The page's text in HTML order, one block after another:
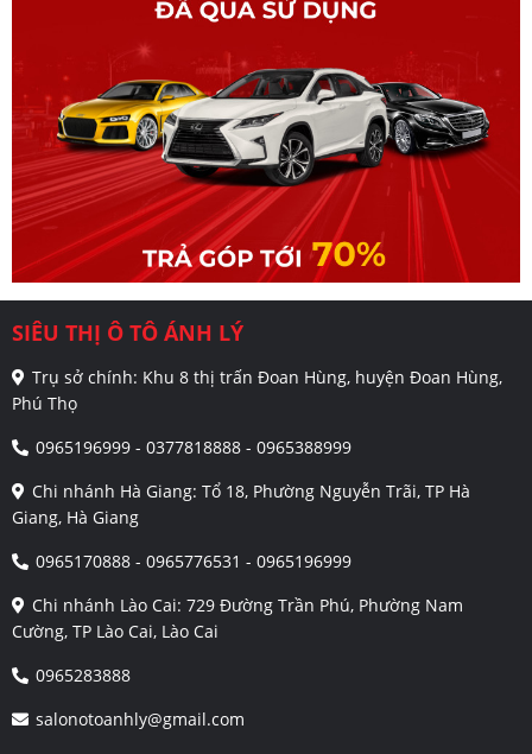
SIÊU THỊ Ô TÔ ÁNH LÝ
Trụ sở chính: Khu 8 thị trấn Đoan Hùng, huyện Đoan Hùng,
Phú Thọ
0965196999 - 0377818888 - 0965388999
Chi nhánh Hà Giang: Tổ 18, Phường Nguyễn Trãi, TP Hà
Giang, Hà Giang
0965170888 - 0965776531 - 0965196999
Chi nhánh Lào Cai: 729 Đường Trần Phú, Phường Nam
Cường, TP Lào Cai, Lào Cai
0965283888
salonotoanhly@gmail.com